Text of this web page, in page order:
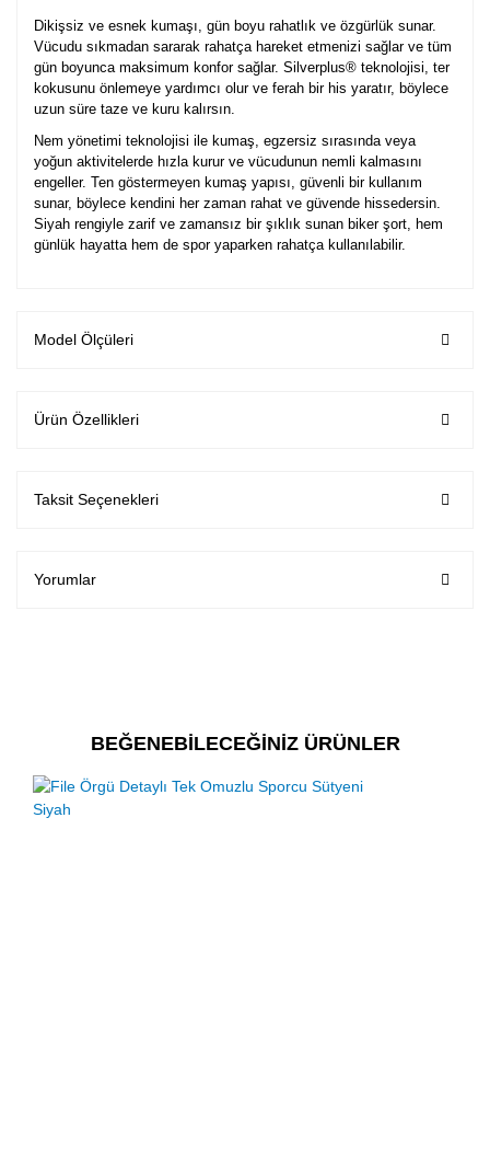
Dikişsiz ve esnek kumaşı, gün boyu rahatlık ve özgürlük sunar.
Vücudu sıkmadan sararak rahatça hareket etmenizi sağlar ve tüm
gün boyunca maksimum konfor sağlar. Silverplus® teknolojisi, ter
kokusunu önlemeye yardımcı olur ve ferah bir his yaratır, böylece
uzun süre taze ve kuru kalırsın.
Nem yönetimi teknolojisi ile kumaş, egzersiz sırasında veya
yoğun aktivitelerde hızla kurur ve vücudunun nemli kalmasını
engeller. Ten göstermeyen kumaş yapısı, güvenli bir kullanım
sunar, böylece kendini her zaman rahat ve güvende hissedersin.
Siyah rengiyle zarif ve zamansız bir şıklık sunan biker şort, hem
günlük hayatta hem de spor yaparken rahatça kullanılabilir.
Model Ölçüleri
Ürün Özellikleri
Taksit Seçenekleri
Yorumlar
BEĞENEBİLECEĞİNİZ ÜRÜNLER